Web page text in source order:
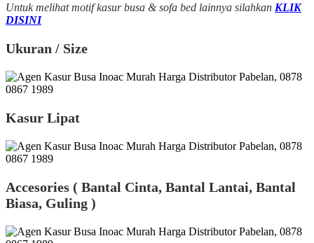
Untuk melihat motif kasur busa & sofa bed lainnya silahkan KLIK
DISINI
Ukuran / Size
Kasur Lipat
Accesories ( Bantal Cinta, Bantal Lantai, Bantal
Biasa, Guling )